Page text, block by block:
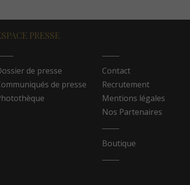
PRESSE
de presse
de presse
Contact
Recrutement
Mentions légales
Nos Partenaires
Boutique